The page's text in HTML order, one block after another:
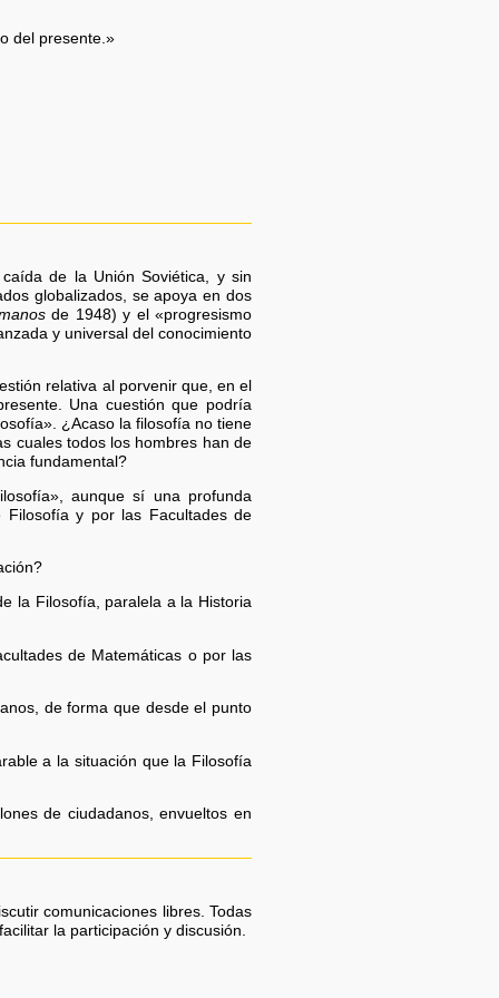
del presente.»
de la Unión Soviética, y sin
globalizados, se apoya en dos
de 1948) y el «progresismo
y universal del conocimiento
relativa al porvenir que, en el
Una cuestión que podría
¿Acaso la filosofía no tiene
cuales todos los hombres han de
fundamental?
aunque sí una profunda
Filosofía y por las Facultades de
la Filosofía, paralela a la Historia
de Matemáticas o por las
de forma que desde el punto
a la situación que la Filosofía
de ciudadanos, envueltos en
comunicaciones libres. Todas
la participación y discusión.